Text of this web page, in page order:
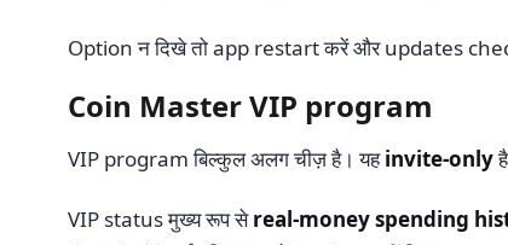
Option न दिखे तो app restart करें और updates
Coin Master VIP program
VIP program बिल्कुल अलग चीज़ है। यहinvite-only
VIP status मुख्य रूप सेreal-money spending